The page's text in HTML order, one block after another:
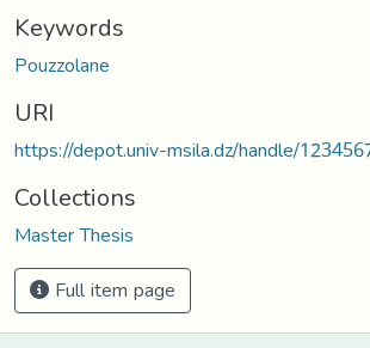
Keywords
Pouzzolane
URI
https://depot.univ-msila.dz/handle/
Collections
Master Thesis
Full item page